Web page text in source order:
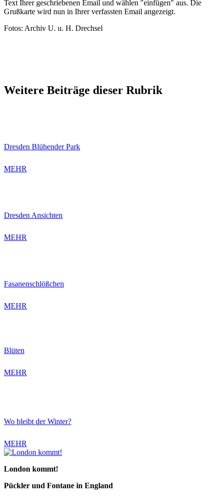
Text Ihrer geschriebenen Email und wählen "einfügen" aus. Die
Grußkarte wird nun in Ihrer verfassten Email angezeigt.
Fotos: Archiv U. u. H. Drechsel
Weitere Beiträge dieser Rubrik
Dresden Blühender Park
MEHR
Dresden Ansichten
MEHR
Fasanenschlößchen
MEHR
Blüten
MEHR
Wo bleibt der Winter?
MEHR
London kommt!
Pückler und Fontane in England